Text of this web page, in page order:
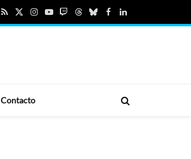
RSSX
Instagram
YouTube
TwitchThreadsBlueskyFacebook
LinkedIn
Contacto